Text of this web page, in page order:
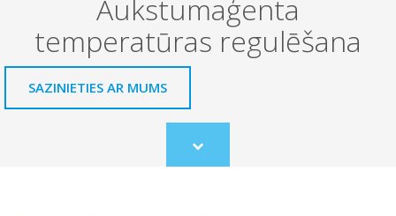
Aukstumaģenta
temperatūras regulēšana
SAZINIETIES AR MUMS
Scroll
to